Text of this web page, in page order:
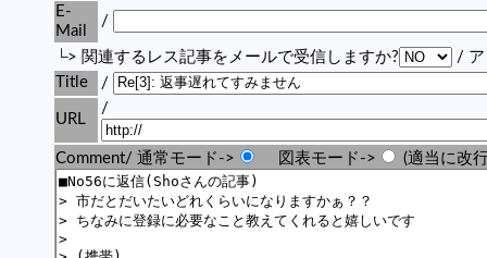
E-
Mail
/
└> 関連するレス記事をメールで受信しますか?
/ ア
Title
/
URL
/
Comment/ 通常モード-> 図表モード-> (適当に改